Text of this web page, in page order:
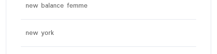
new balance femme
new york